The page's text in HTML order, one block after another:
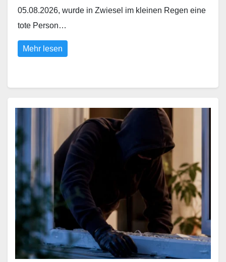
05.08.2026, wurde in Zwiesel im kleinen Regen eine
tote Person…
Mehr lesen